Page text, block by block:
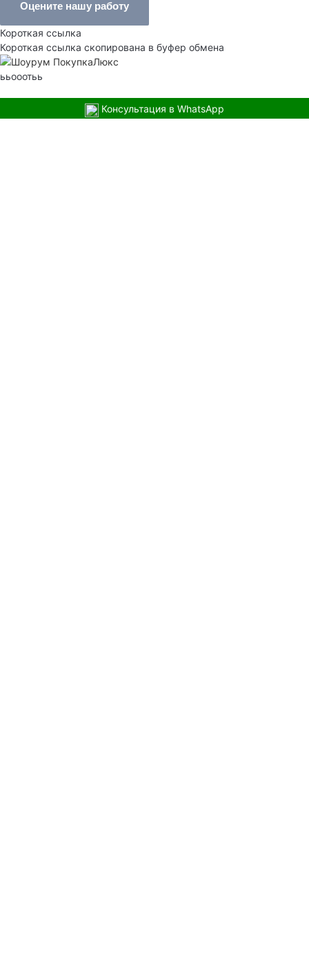
Оцените нашу работу
Короткая ссылка
Короткая ссылка скопирована в буфер обмена
ььооотьь
Консультация в WhatsApp